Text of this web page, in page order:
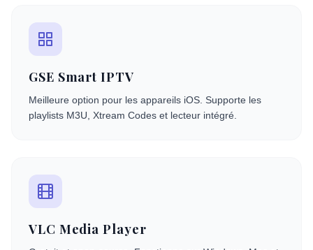
GSE Smart IPTV
Meilleure option pour les appareils iOS. Supporte les
playlists M3U, Xtream Codes et lecteur intégré.
VLC Media Player